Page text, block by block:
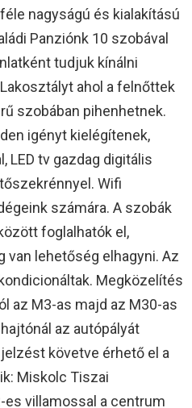
nagyságú és kialakítású
Panziónk 10 szobával
tudjuk kínálni
ahol a felnőttek
szobában pihenhetnek.
igényt kielégítenek,
LED tv gazdag digitális
Wifi
számára. A szobák
foglalhatók el,
van lehetőség elhagyni. Az
Megközelítés
az M3-as majd az M30-as
az autópályát
követve érhető el a
Miskolc Tiszai
es villamossal a centrum